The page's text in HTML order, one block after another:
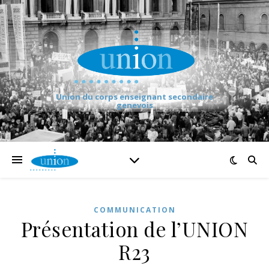
Union du corps enseignant secondaire
genevois
COMMUNICATION
Présentation de l’UNION
R23